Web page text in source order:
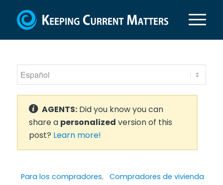
AGENTS:Did you know you can
share a personalized version of this
post? Learn more!
Para los compradores, Compradores de vivienda